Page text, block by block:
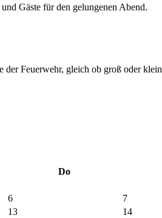
Gäste für den gelungenen Abend.
Feuerwehr, gleich ob groß oder
Do
6 7
13 14